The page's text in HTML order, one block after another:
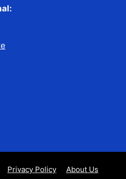
Privacy Policy About Us